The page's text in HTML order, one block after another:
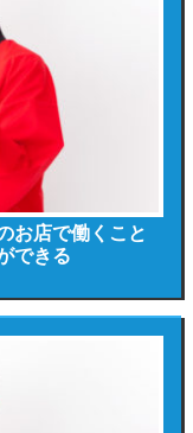
お店で働くこと
できる